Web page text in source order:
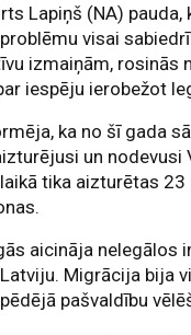
Lapiņš (NA) pauda,
visai
izmaiņām, rosinās
iespēju ierobežot
ka no šī gada
un nodevusi
tika aizturētas 23
aicināja nelegālos
Migrācija bija
pašvaldību